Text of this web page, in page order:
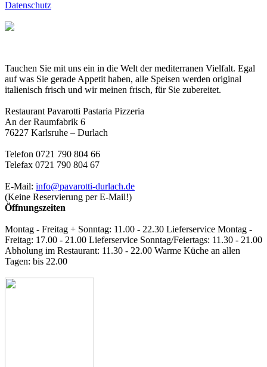
Datenschutz
Tauchen Sie mit uns ein in die Welt der mediterranen Vielfalt. Egal
auf was Sie gerade Appetit haben, alle Speisen werden original
italienisch frisch und wir meinen frisch, für Sie zubereitet.
Restaurant Pavarotti Pastaria Pizzeria
An der Raumfabrik 6
76227 Karlsruhe – Durlach
Telefon 0721 790 804 66
Telefax 0721 790 804 67
E-Mail: info@pavarotti-durlach.de
(Keine Reservierung per E-Mail!)
Öffnungszeiten
Montag - Freitag + Sonntag: 11.00 - 22.30 Lieferservice Montag -
Freitag: 17.00 - 21.00 Lieferservice Sonntag/Feiertags: 11.30 - 21.00
Abholung im Restaurant: 11.30 - 22.00 Warme Küche an allen
Tagen: bis 22.00